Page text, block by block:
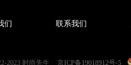
们 联系我们
2023 时尚先生 京ICP备19018912号-5